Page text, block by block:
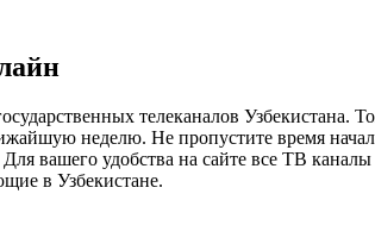
телеканалов Узбекистана.
неделю. Не пропустите время
вашего удобства на сайте все ТВ
в Узбекистане.